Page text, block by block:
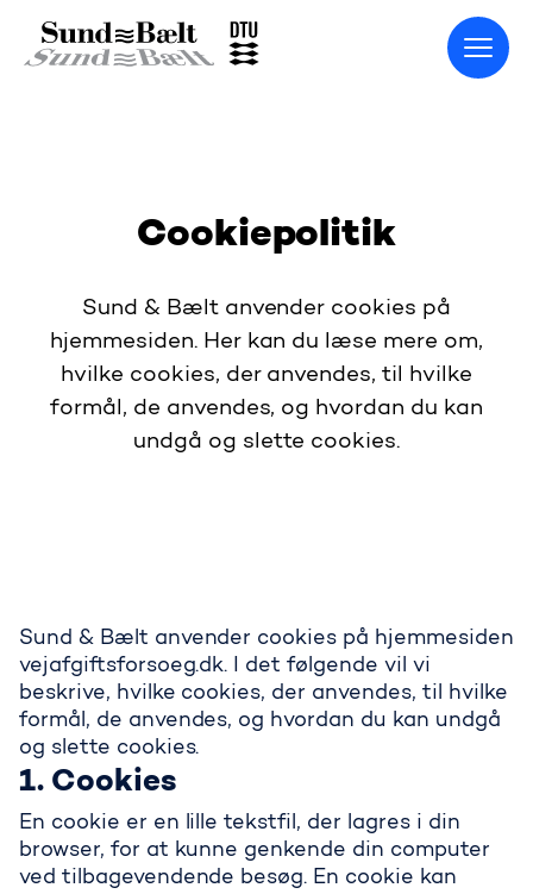
Cookiepolitik
Sund & Bælt anvender cookies på
hjemmesiden. Her kan du læse mere om,
hvilke cookies, der anvendes, til hvilke
formål, de anvendes, og hvordan du kan
undgå og slette cookies.
Sund & Bælt anvender cookies på hjemmesiden
vejafgiftsforsoeg.dk. I det følgende vil vi
beskrive, hvilke cookies, der anvendes, til hvilke
formål, de anvendes, og hvordan du kan undgå
og slette cookies.
1. Cookies
En cookie er en lille tekstfil, der lagres i din
browser, for at kunne genkende din computer
ved tilbagevendende besøg. En cookie kan